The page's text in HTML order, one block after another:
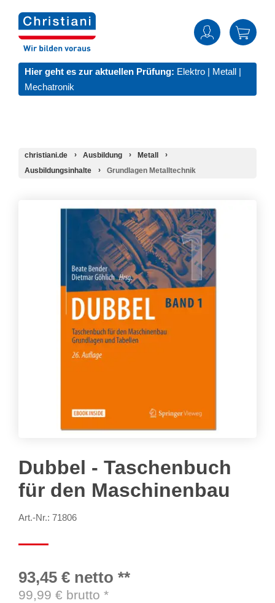
Hier geht es zur aktuellen Prüfung: Elektro | Metall |
Mechatronik
christiani.de Ausbildung
Metall
Ausbildungsinhalte
Grundlagen Metalltechnik
Dubbel - Taschenbuch
für den Maschinenbau
Art.-Nr.: 71806
93,45 € netto **
99,99 € brutto *